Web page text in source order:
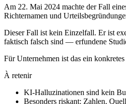
Am 22. Mai 2024 machte der Fall
Richternamen und
Dieser Fall ist kein Einzelfall. Er ist
faktisch falsch sind — erfundene
Für Unternehmen ist das ein
À retenir
KI-Halluzinationen sind kein
Besonders riskant: Zahlen,